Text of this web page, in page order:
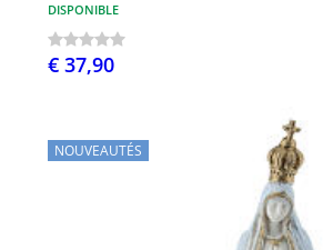
DISPONIBLE
€ 37,90
NOUVEAUTÉS